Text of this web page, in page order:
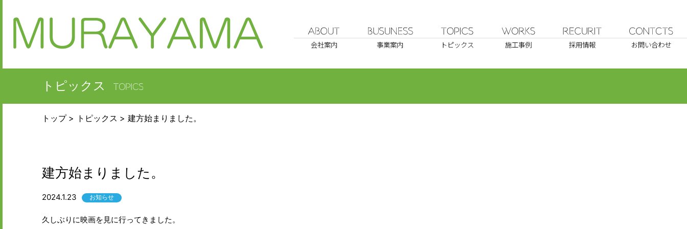
会社案内 事業案内 トピックス 施工事例 採用情報 お問い合わせ
トピックス
トップ トピックス 建方始まりました。
建方始まりました。
2024.1.23 お知らせ
久しぶりに映画を見に行ってきました。